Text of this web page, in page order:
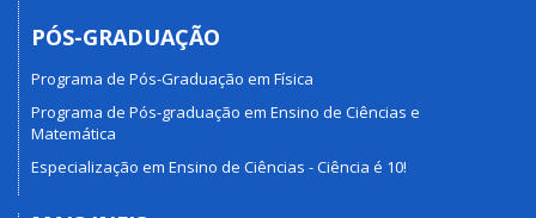
PÓS-GRADUAÇÃO
Programa de Pós-Graduação em Física
Programa de Pós-graduação em Ensino de Ciências e
Matemática
Especialização em Ensino de Ciências - Ciência é 10!